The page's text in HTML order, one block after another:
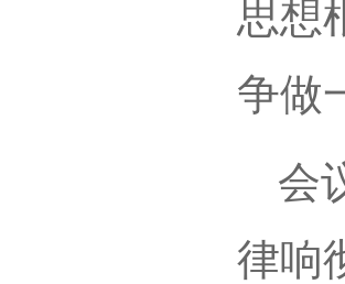
思想
争做
会
律响